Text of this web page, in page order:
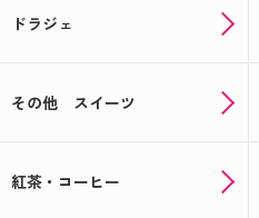
ドラジェ
その他 スイーツ
紅茶・コーヒー